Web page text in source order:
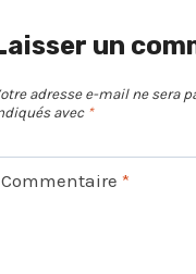
un
adresse e-mail ne sera
avec *
Commentaire *